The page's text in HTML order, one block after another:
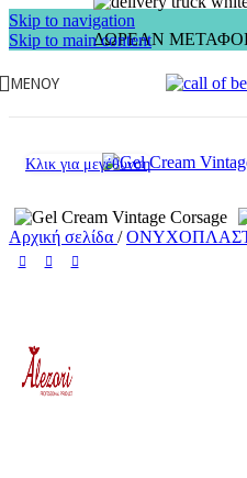
Skip to navigation
Skip to main content
ΔΩΡΕΑΝ
ΜΕΝΟΎ
Κλικ για μεγέθυνση
Αρχική σελίδα /